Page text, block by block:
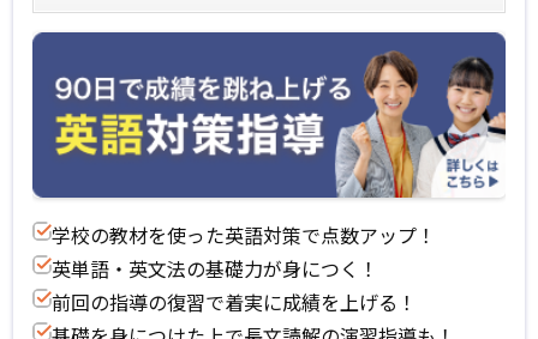
学校の教材を使った英語対策で点数アップ！
英単語・英文法の基礎力が身につく！
前回の指導の復習で着実に成績を上げる！